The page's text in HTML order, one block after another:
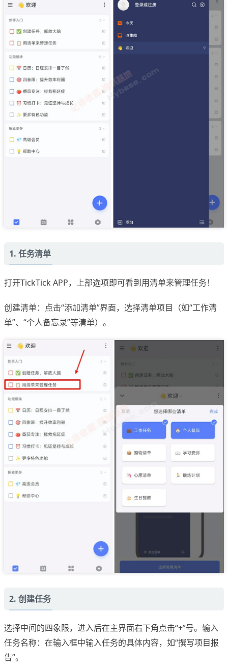
1. 任务清单
打开TickTick APP，上部选项即可看到用清单来管理任务！
创建清单：点击“添加清单”界面，选择清单项目（如“工作清
单”、“个人备忘录”等清单）。
2. 创建任务
选择中间的四象限，进入后在主界面右下角点击“+”号。输入
任务名称：在输入框中输入任务的具体内容，如“撰写项目报
告”。